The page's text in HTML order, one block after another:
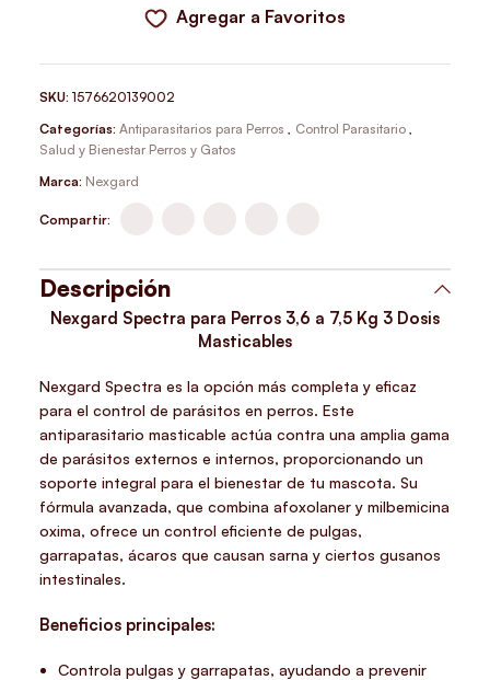
Agregar a Favoritos
SKU:1576620139002
Categorías: Antiparasitarios para Perros , Control Parasitario ,
Salud y Bienestar Perros y Gatos
Marca: Nexgard
Compartir:
Descripción
Nexgard Spectra para Perros 3,6 a 7,5 Kg 3 Dosis
Masticables
Nexgard Spectra es la opción más completa y eficaz
para el control de parásitos en perros. Este
antiparasitario masticable actúa contra una amplia gama
de parásitos externos e internos, proporcionando un
soporte integral para el bienestar de tu mascota. Su
fórmula avanzada, que combina afoxolaner y milbemicina
oxima, ofrece un control eficiente de pulgas,
garrapatas, ácaros que causan sarna y ciertos gusanos
intestinales.
Beneficios principales:
Controla pulgas y garrapatas, ayudando a prevenir